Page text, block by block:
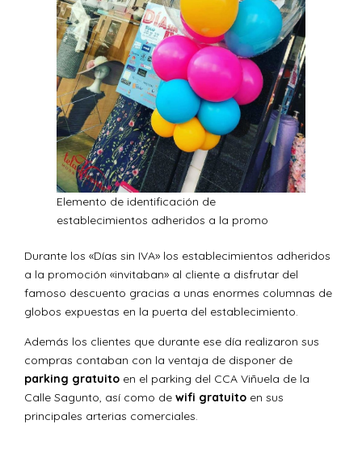
Elemento de identificación de
establecimientos adheridos a la promo
Durante los «Días sin IVA» los establecimientos adheridos
a la promoción «invitaban» al cliente a disfrutar del
famoso descuento gracias a unas enormes columnas de
globos expuestas en la puerta del establecimiento.
Además los clientes que durante ese día realizaron sus
compras contaban con la ventaja de disponer de
parking gratuito en el parking del CCA Viñuela de la
Calle Sagunto, así como de wifi gratuito en sus
principales arterias comerciales.